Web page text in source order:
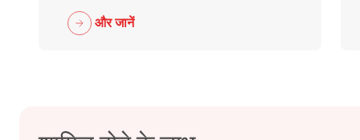
और जानें